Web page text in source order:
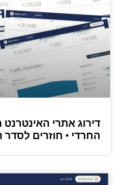
דירוג אתרי
החרדי • חוזרים לסדר